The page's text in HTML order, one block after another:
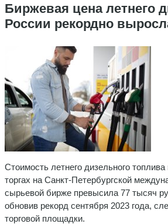
Биржевая цена летнего
России рекордно
Стоимость летнего дизельного
торгах на Санкт-Петербургской
сырьевой бирже превысила 77 тысяч
обновив рекорд сентября 2023 года,
торговой площадки.